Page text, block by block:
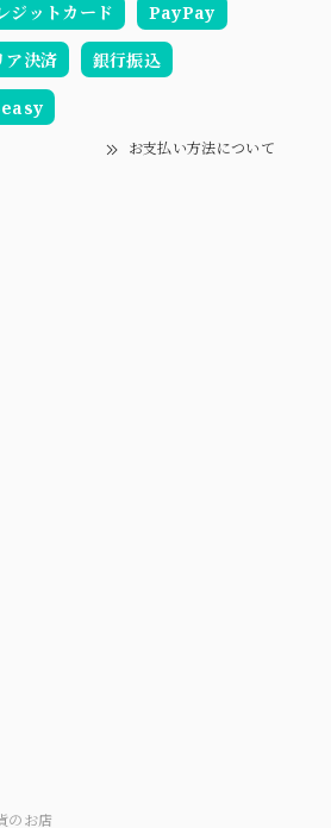
ジットカード PayPay
ア決済 銀行振込
easy
お支払い方法について
のお店